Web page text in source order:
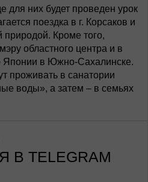
для них будет проведен урок
поездка в г. Корсаков и
природой. Кроме того,
областного центра и в
Японии в Южно-Сахалинске.
проживать в санатории
воды», а затем – в семьях
TELEGRAM